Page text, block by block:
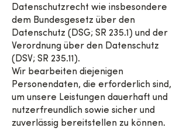
Datenschutzrecht wie insbesondere
dem Bundesgesetz über den
Datenschutz (DSG; SR 235.1) und der
Verordnung über den Datenschutz
(DSV; SR 235.11).
Wir bearbeiten diejenigen
Personendaten, die erforderlich sind,
um unsere Leistungen dauerhaft und
nutzerfreundlich sowie sicher und
zuverlässig bereitstellen zu können.